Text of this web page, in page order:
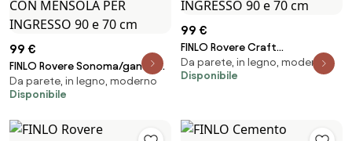
99 €
FINLO Rovere Sonoma/gancio
Nichel Satinato - MODERNO
APPENDIABITI ATTACCAPANNI DA
INGRESSO 90 e 70 cm
Da parete, in legno, moderno
Disponibile
99 €
FINLO Rovere Craft
Gold/gancio Nero Opaco -
MODERNO APPENDIABITI
cm
Da parete, in legno, moderno
Disponibile